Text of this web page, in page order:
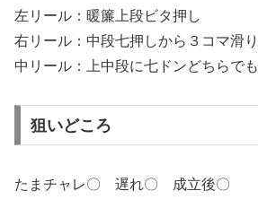
左リール：暖簾上段ビタ押し
右リール：中段七押しから３コマ滑り
中リール：上中段に七ドンどちらでも
狙いどころ
たまチャレ〇 遅れ〇 成立後〇